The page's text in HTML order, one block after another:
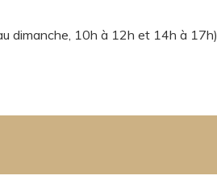
dimanche, 10h à 12h et 14h à 17h)